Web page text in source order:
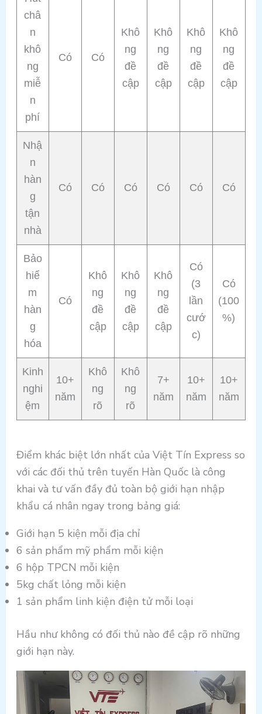
châ
n
khô
ng
miễ
n
phí
Có Có
Khô
ng
đề
cập
Khô
ng
đề
cập
Khô
ng
đề
cập
Khô
ng
đề
cập
Nhậ
n
hàn
g
tận
nhà
Có Có Có Có Có Có
Bảo
hiể
m
hàn
g
hóa
Có
Khô
ng
đề
cập
Khô
ng
đề
cập
Khô
ng
đề
cập
Có
(3
lần
cướ
c)
Có
(100
%)
Kinh
nghi
ệm
10+
năm
Khô
ng
rõ
Khô
ng
rõ
7+
năm
10+
năm
10+
năm
Điểm khác biệt lớn nhất của Việt Tín Express so
với các đối thủ trên tuyến Hàn Quốc là công
khai và tư vấn đầy đủ toàn bộ giới hạn nhập
khẩu cá nhân ngay trong bảng giá:
Giới hạn 5 kiện mỗi địa chỉ
6 sản phẩm mỹ phẩm mỗi kiện
6 hộp TPCN mỗi kiện
5kg chất lỏng mỗi kiện
1 sản phẩm linh kiện điện tử mỗi loại
Hầu như không có đối thủ nào đề cập rõ những
giới hạn này.